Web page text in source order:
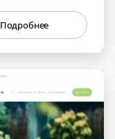
Подробнее